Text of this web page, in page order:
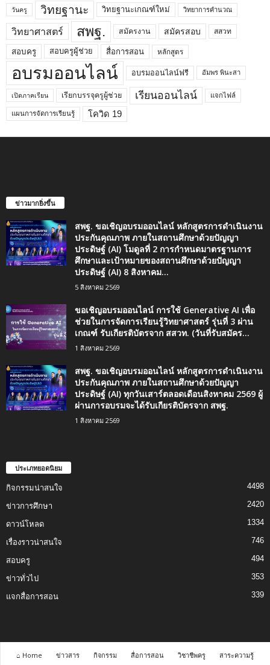
วันครู วิทยฐานะ วิทยฐานะเกณฑ์ใหม่ วิทยาการคำนวณ
วิทยาศาสตร์ สพฐ. สมัครงาน สมัครสอบ สสวท
สอบครู สอบครูผู้ช่วย สื่อการสอน หลักสูตร
อบรมออนไลน์ อบรมออนไลน์ฟรี อัมพร พินะสา
เปิดภาคเรียน เรียกบรรจุครูผู้ช่วย เรียนออนไลน์ แจกไฟล์
แผนการจัดการเรียนรู้ โควิด 19
ข่าวมากยิ่งขึ้น
สพฐ. ขอเชิญอบรมออนไลน์ หลักสูตรการดำเนินงาน
ประกันคุณภาพ ภายในสถานศึกษาด้วยปัญญา
ประดิษฐ์ (AI) โมดูลที่ 2 การกำหนดมาตรฐานการ
ศึกษาและเป้าหมายของสถานศึกษาด้วยปัญญา
ประดิษฐ์ (AI) 8 สิงหาคม...
5 สิงหาคม 2569
ขอเชิญอบรมออนไลน์ การใช้ Generative AI เพื่อ
ช่วยในการจัดการเรียนรู้วิทยาศาสตร์ รุ่นที่ 3 ผ่าน
เกณฑ์ รับเกียรติบัตรจาก สสวท. (วันที่รับสมัคร...
1 สิงหาคม 2569
สพฐ. ขอเชิญอบรมออนไลน์ หลักสูตรการดำเนินงาน
ประกันคุณภาพ ภายในสถานศึกษาด้วยปัญญา
ประดิษฐ์ (AI) ทุกวันเสาร์ตลอดเดือนสิงหาคม 2569 ผู้
ผ่านการอบรมจะได้รับเกียรติบัตรจาก สพฐ.
1 สิงหาคม 2569
ประเภทยอดนิยม
กิจกรรมน่าสนใจ 4498
ข่าวการศึกษา 2420
ดาวน์โหลด 1334
เรื่องราวน่าสนใจ 746
สอบครู 494
ข่าวทั่วไป 353
แจกสื่อการสอน 339
⌂ Home ข่าวสาร กิจกรรม สื่อการสอน วิชาชีพครู
สาระความรู้